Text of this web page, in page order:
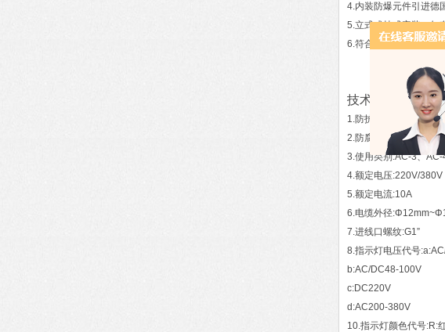
4.内装防爆元件引进德
5.立式或挂式安装，如
6.符合GB3836-2000，
技术参数:
1.防护等级:IP65
2.防腐等级:WF2
3.使用类别:AC-3、AC-
4.额定电压:220V/380V
5.额定电流:10A
6.电缆外径
7.进线口螺纹:G1”
8.指示灯电压代号
b:AC/DC48-100V
c:DC220V
d:AC200-380V
10.指示灯颜色代号:R: